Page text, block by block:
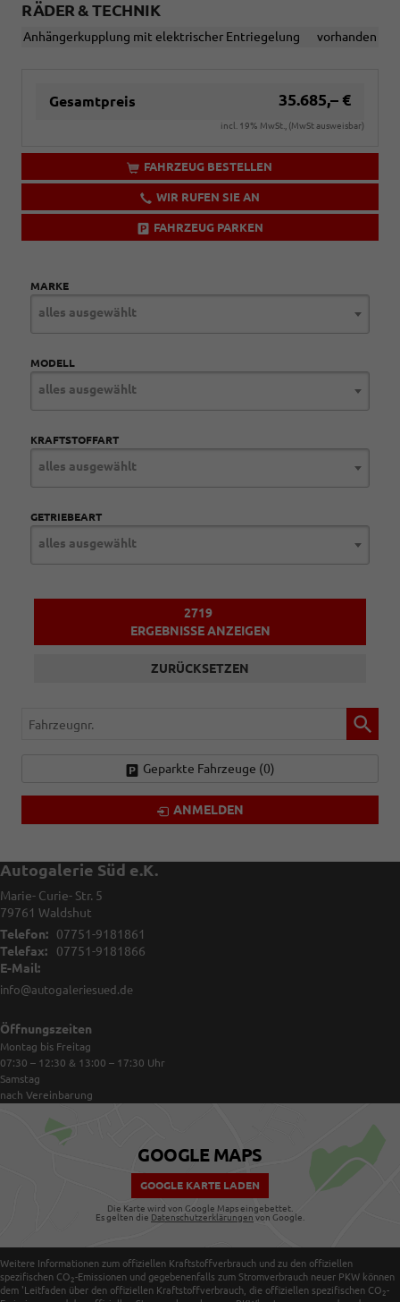
RÄDER & TECHNIK
Anhängerkupplung mit elektrischer Entriegelung vorhanden
Gesamtpreis 35.685,– €
incl. 19% MwSt., (MwSt ausweisbar)
FAHRZEUG BESTELLEN
WIR RUFEN SIE AN
FAHRZEUG PARKEN
MARKE
alles ausgewählt
MODELL
alles ausgewählt
KRAFTSTOFFART
alles ausgewählt
GETRIEBEART
alles ausgewählt
2719
ERGEBNISSE ANZEIGEN
ZURÜCKSETZEN
Fahrzeugnr.
Geparkte Fahrzeuge (0)
ANMELDEN
Autogalerie Süd e.K.
Marie- Curie- Str. 5
79761 Waldshut
Telefon:
07751-9181861
Telefax:
07751-9181866
E-Mail:
info@autogaleriesued.de
Öffnungszeiten
Montag bis Freitag
07:30 – 12:30 & 13:00 – 17:30 Uhr
Samstag
nach Vereinbarung
GOOGLE MAPS
GOOGLE KARTE LADEN
Die Karte wird von Google Maps eingebettet.
Es gelten die Datenschutzerklärungen von Google.
Weitere Informationen zum offiziellen Kraftstoffverbrauch und zu den offiziellen
spezifischen CO 2-Emissionen und gegebenenfalls zum Stromverbrauch neuer PKW können
dem 'Leitfaden über den offiziellen Kraftstoffverbrauch, die offiziellen spezifischen CO 2-